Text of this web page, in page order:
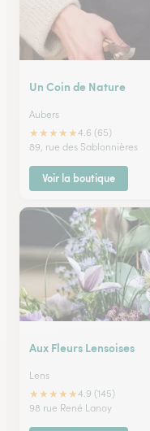
Un Coin de Nature
Aubers
★★★★★4.6 (65)
89, rue des Sablonnières
Voir la boutique
Aux Fleurs Lensoises
Lens
★★★★★4.9 (145)
98 rue René Lanoy